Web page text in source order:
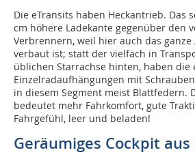
Die eTransits haben Heckantrieb. Das
cm höhere Ladekante gegenüber den
Verbrennern, weil hier auch das
verbaut ist; statt der vielfach in
üblichen Starrachse hinten, haben die
Einzelradaufhängungen mit
in diesem Segment meist Blattfedern.
bedeutet mehr Fahrkomfort, gute
Fahrgefühl, leer und beladen!
Geräumiges Cockpit